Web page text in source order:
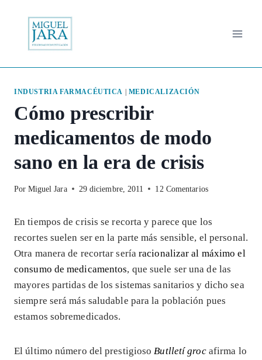
contenido
INDUSTRIA FARMACÉUTICA MEDICALIZACIÓN
Cómo prescribir
medicamentos de modo
sano en la era de crisis
Por Miguel Jara 29 diciembre, 2011 12 Comentarios
En tiempos de crisis se recorta y parece que los
recortes suelen ser en la parte más sensible, el personal.
Otra manera de recortar seríaracionalizar al máximo el
consumo de medicamentos, que suele ser una de las
mayores partidas de los sistemas sanitarios y dicho sea
siempre será más saludable para la población pues
estamos sobremedicados.
El último número del prestigioso Butlletí grocafirma lo